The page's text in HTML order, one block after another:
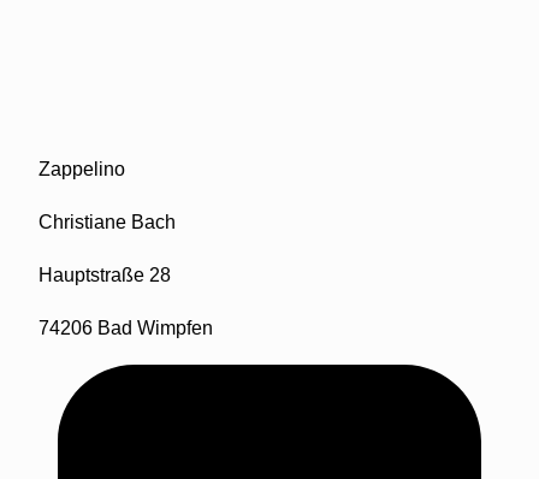
Zappelino
Christiane Bach
Hauptstraße 28
74206 Bad Wimpfen